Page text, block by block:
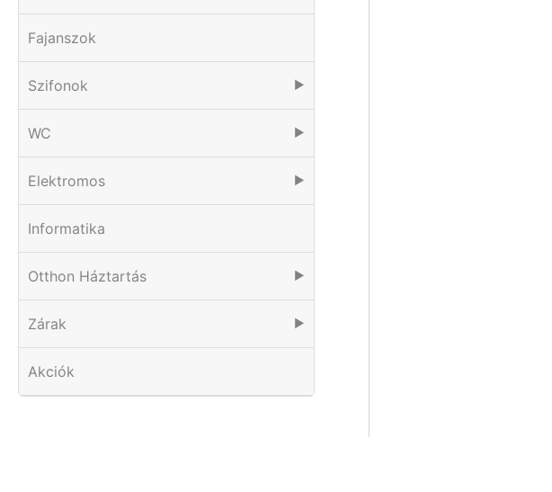
Fajanszok
Szifonok ▶
WC ▶
Elektromos ▶
Informatika
Otthon Háztartás ▶
Zárak ▶
Akciók